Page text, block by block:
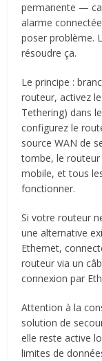
permanente —
alarme
poser problème.
résoudre ça.
Le principe :
routeur, activez
Tethering) dans
configurez le
source WAN de
tombe, le
mobile, et tous
fonctionner.
Si votre routeur
une alternative
Ethernet,
routeur via un
connexion par
Attention à la
solution de
elle reste active
limites de